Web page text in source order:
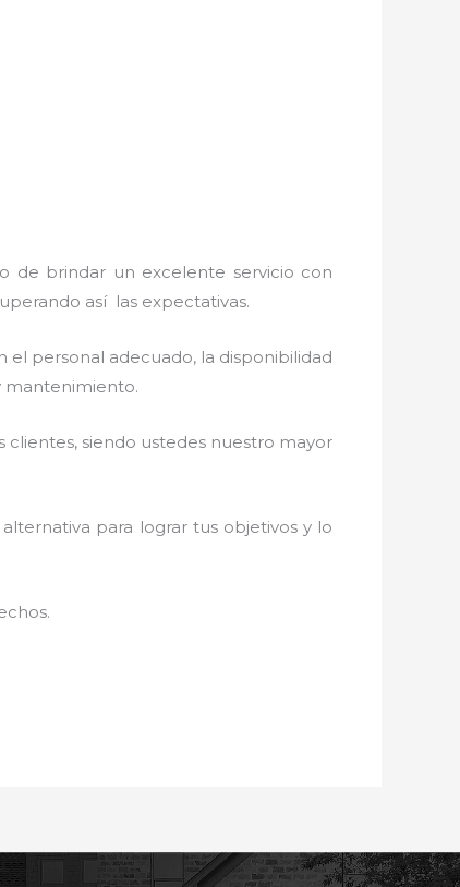
de brindar un excelente servicio con
así las expectativas.
el personal adecuado, la disponibilidad
mantenimiento.
siendo ustedes nuestro mayor
para lograr tus objetivos y lo